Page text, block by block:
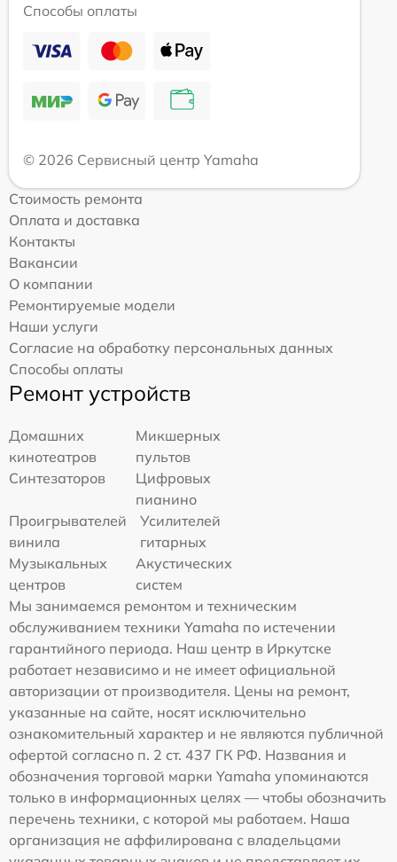
Способы оплаты
© 2026 Сервисный центр Yamaha
Стоимость ремонта
Оплата и доставка
Контакты
Вакансии
О компании
Ремонтируемые модели
Наши услуги
Согласие на обработку персональных данных
Способы оплаты
Ремонт устройств
Домашних
кинотеатров
Микшерных
пультов
Синтезаторов
Цифровых
пианино
Проигрывателей
винила
Усилителей
гитарных
Музыкальных
центров
Акустических
систем
Мы занимаемся ремонтом и техническим
обслуживанием техники Yamaha по истечении
гарантийного периода. Наш центр в Иркутске
работает независимо и не имеет официальной
авторизации от производителя. Цены на ремонт,
указанные на сайте, носят исключительно
ознакомительный характер и не являются публичной
офертой согласно п. 2 ст. 437 ГК РФ. Названия и
обозначения торговой марки Yamaha упоминаются
только в информационных целях — чтобы обозначить
перечень техники, с которой мы работаем. Наша
организация не аффилирована с владельцами